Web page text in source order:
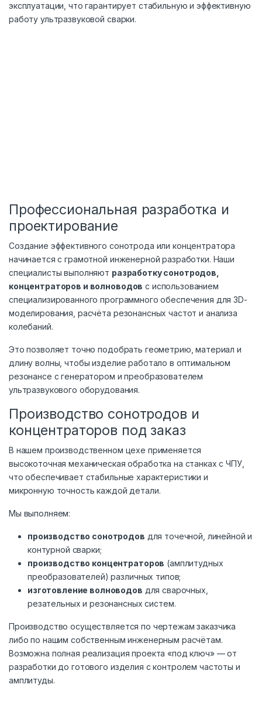
эксплуатации, что гарантирует стабильную и эффективную
работу ультразвуковой сварки.
Профессиональная разработка и
проектирование
Создание эффективного сонотрода или концентратора
начинается с грамотной инженерной разработки. Наши
специалисты выполняют разработку сонотродов,
концентраторов и волноводов с использованием
специализированного программного обеспечения для 3D-
моделирования, расчёта резонансных частот и анализа
колебаний.
Это позволяет точно подобрать геометрию, материал и
длину волны, чтобы изделие работало в оптимальном
резонансе с генератором и преобразователем
ультразвукового оборудования.
Производство сонотродов и
концентраторов под заказ
В нашем производственном цехе применяется
высокоточная механическая обработка на станках с ЧПУ,
что обеспечивает стабильные характеристики и
микронную точность каждой детали.
Мы выполняем:
производство сонотродов для точечной, линейной и
контурной сварки;
производство концентраторов (амплитудных
преобразователей) различных типов;
изготовление волноводов для сварочных,
резательных и резонансных систем.
Производство осуществляется по чертежам заказчика
либо по нашим собственным инженерным расчётам.
Возможна полная реализация проекта «под ключ» — от
разработки до готового изделия с контролем частоты и
амплитуды.